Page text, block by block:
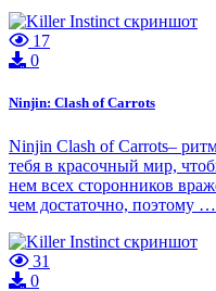
17
0
Ninjin: Clash of Carrots
Ninjin Clash of Carrots–
тебя в красочный мир,
нем всех сторонников
чем достаточно, поэтому …
31
0